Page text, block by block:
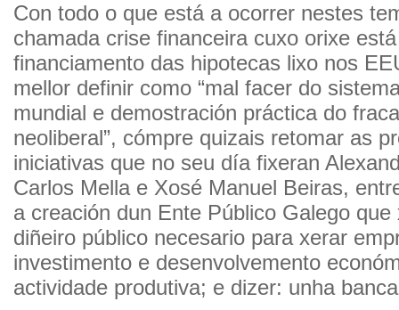
Con todo o que está a ocorrer nestes
chamada crise financeira cuxo orixe
financiamento das hipotecas lixo nos
mellor definir como “mal facer do
mundial e demostración práctica do
neoliberal”, cómpre quizais retomar as
iniciativas que no seu día fixeran
Carlos Mella e Xosé Manuel Beiras,
a creación dun Ente Público Galego que
diñeiro público necesario para xerar
investimento e desenvolvemento
actividade produtiva; e dizer: unha